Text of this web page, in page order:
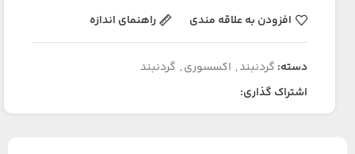
افزودن به علاقه مندی
راهنمای اندازه
دسته: گردنبند, اکسسوری, گردنبند
اشتراک گذاری: